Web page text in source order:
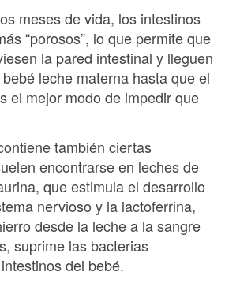
meses de vida, los intestinos
“porosos”, lo que permite que
la pared intestinal y lleguen
leche materna hasta que el
el mejor modo de impedir que
también ciertas
encontrarse en leches de
que estimula el desarrollo
nervioso y la lactoferrina,
desde la leche a la sangre
suprime las bacterias
del bebé.